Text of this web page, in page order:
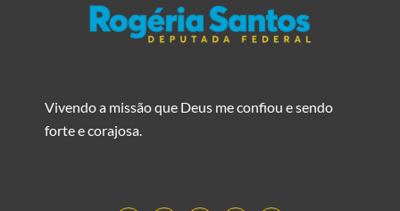
Vivendo a missão que Deus me confiou e sendo
forte e corajosa.